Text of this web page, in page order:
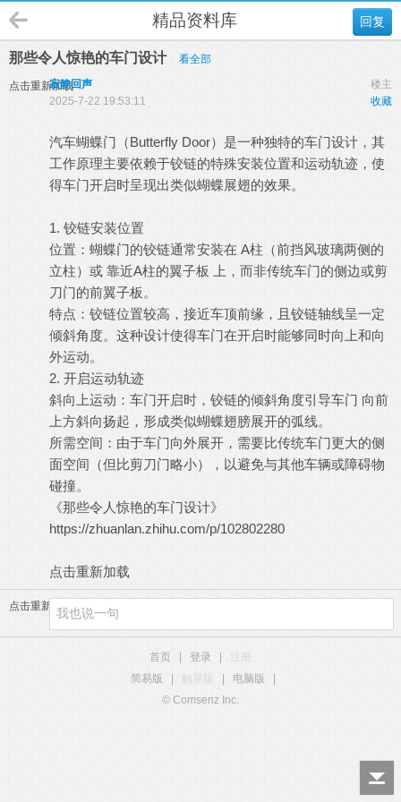
回复
精品资料库
那些令人惊艳的车门设计 看全部
点击重新加载 楼主
寂静回声
收藏
2025-7-22 19:53:11
汽车蝴蝶门（Butterfly Door）是一种独特的车门设计，其
工作原理主要依赖于铰链的特殊安装位置和运动轨迹，使
得车门开启时呈现出类似蝴蝶展翅的效果。
1. 铰链安装位置
位置：蝴蝶门的铰链通常安装在 A柱（前挡风玻璃两侧的
立柱）或 靠近A柱的翼子板 上，而非传统车门的侧边或剪
刀门的前翼子板。
特点：铰链位置较高，接近车顶前缘，且铰链轴线呈一定
倾斜角度。这种设计使得车门在开启时能够同时向上和向
外运动。
2. 开启运动轨迹
斜向上运动：车门开启时，铰链的倾斜角度引导车门 向前
上方斜向扬起，形成类似蝴蝶翅膀展开的弧线。
所需空间：由于车门向外展开，需要比传统车门更大的侧
面空间（但比剪刀门略小），以避免与其他车辆或障碍物
碰撞。
《那些令人惊艳的车门设计》
https://zhuanlan.zhihu.com/p/102802280
点击重新加载
点击重新加载
首页 登录
注册
简易版
触屏版 电脑版
© Comsenz Inc.